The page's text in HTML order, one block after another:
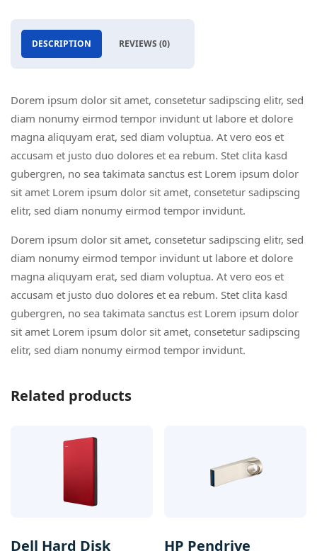
DESCRIPTION REVIEWS (0)
Dorem ipsum dolor sit amet, consetetur sadipscing elitr, sed
diam nonumy eirmod tempor invidunt ut labore et dolore
magna aliquyam erat, sed diam voluptua. At vero eos et
accusam et justo duo dolores et ea rebum. Stet clita kasd
gubergren, no sea takimata sanctus est Lorem ipsum dolor
sit amet Lorem ipsum dolor sit amet, consetetur sadipscing
elitr, sed diam nonumy eirmod tempor invidunt.
Dorem ipsum dolor sit amet, consetetur sadipscing elitr, sed
diam nonumy eirmod tempor invidunt ut labore et dolore
magna aliquyam erat, sed diam voluptua. At vero eos et
accusam et justo duo dolores et ea rebum. Stet clita kasd
gubergren, no sea takimata sanctus est Lorem ipsum dolor
sit amet Lorem ipsum dolor sit amet, consetetur sadipscing
elitr, sed diam nonumy eirmod tempor invidunt.
Related products
Dell Hard Disk HP Pendrive